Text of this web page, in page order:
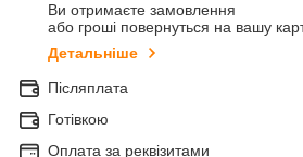
Ви отримаєте замовлення
або гроші повернуться на вашу
Детальніше
Післяплата
Готівкою
Оплата за реквізитами